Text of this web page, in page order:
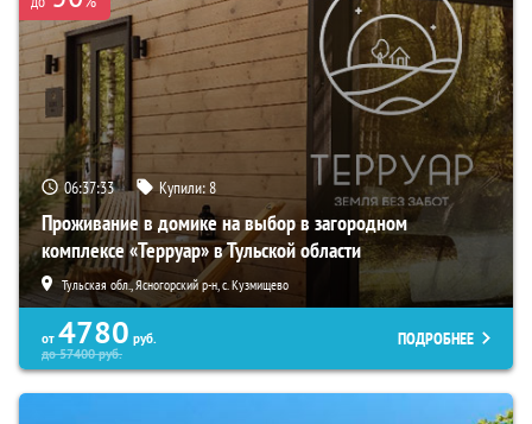
06:37:31 Купили:8
Проживание в домике на выбор в загородном
комплексе «Терруар» в Тульской области
Тульская обл., Ясногорский р-н, с. Кузмищево
от 4780 руб.
до57400руб.
ПОДРОБНЕЕ